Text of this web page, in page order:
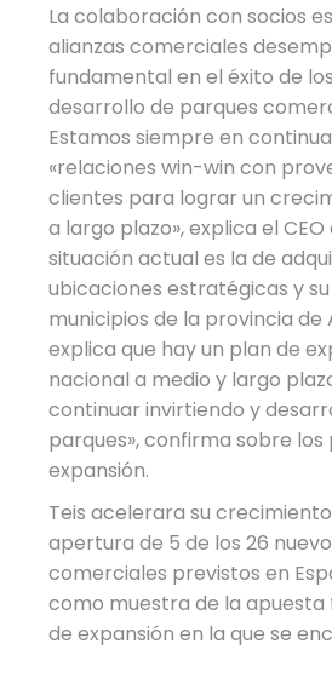
La colaboración con socios
alianzas comerciales
fundamental en el éxito de
desarrollo de parques
Estamos siempre en
«relaciones win-win con
clientes para lograr un
a largo plazo», explica el CEO
situación actual es la de
ubicaciones estratégicas y
municipios de la provincia de
explica que hay un plan de
nacional a medio y largo
continuar invirtiendo y
parques», confirma sobre los
expansión.
Teis acelerara su
apertura de 5 de los 26
comerciales previstos en
como muestra de la apuesta
de expansión en la que se